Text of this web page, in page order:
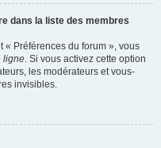
dans la liste des membres
« Préférences du forum », vous
ligne. Si vous activez cette option
les modérateurs et vous-
invisibles.